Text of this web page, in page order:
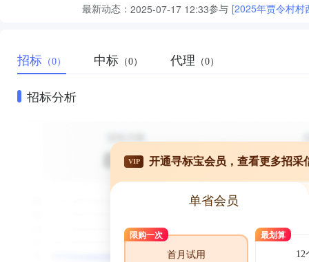
最新动态： 2025-07-17 12:33参与 [2025年贾令村村
招标 （0） 中标 （0） 代理 （0）
招标分析
VIP 开通寻标宝会员，查看更多招采
单省会员
限购一次
首月试用
最划算
12